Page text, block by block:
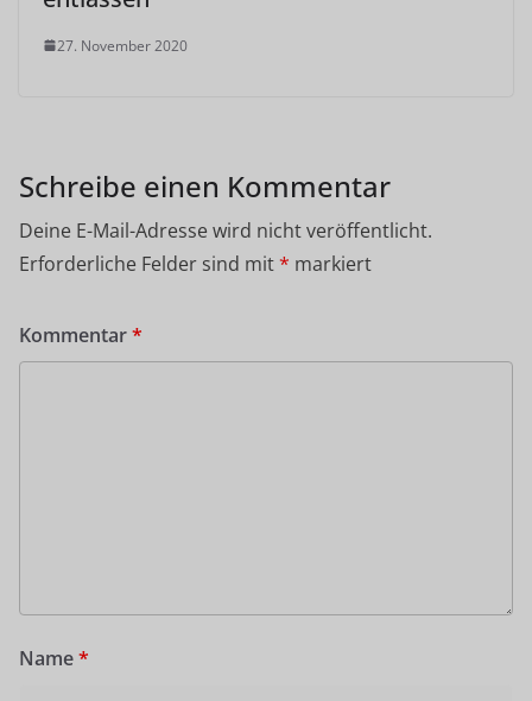
27. November 2020
Schreibe einen Kommentar
Deine E-Mail-Adresse wird nicht veröffentlicht.
Erforderliche Felder sind mit* markiert
Kommentar*
Name*